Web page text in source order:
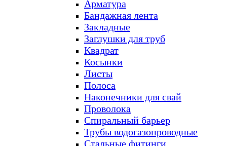
Арматура
Бандажная лента
Закладные
Заглушки для труб
Квадрат
Косынки
Листы
Полоса
Наконечники для свай
Проволока
Спиральный барьер
Трубы водогазопроводные
Стальные фитинги